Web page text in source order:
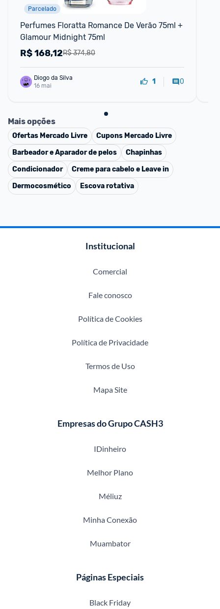
Parcelado
Perfumes Floratta Romance De Verão 75ml +
Glamour Midnight 75ml
R$ 374,80
R$168,12
Diogo da Silva
16 mai
1 0
Mais opções
Ofertas Mercado Livre Cupons Mercado Livre
Barbeador e Aparador de pelos
Chapinhas
Condicionador
Creme para cabelo e Leave in
Dermocosmético
Escova rotativa
Institucional
Comercial
Fale conosco
Política de Cookies
Política de Privacidade
Termos de Uso
Mapa Site
Empresas do Grupo CASH3
IDinheiro
Melhor Plano
Méliuz
Minha Conexão
Muambator
Páginas Especiais
Black Friday